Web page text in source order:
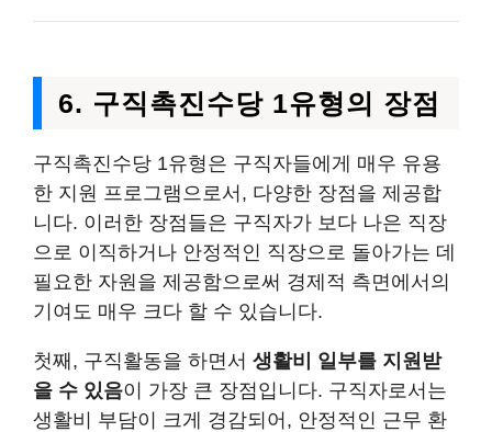
6. 구직촉진수당 1유형의 장점
구직촉진수당 1유형은 구직자들에게 매우 유용
한 지원 프로그램으로서, 다양한 장점을 제공합
니다. 이러한 장점들은 구직자가 보다 나은 직장
으로 이직하거나 안정적인 직장으로 돌아가는 데
필요한 자원을 제공함으로써 경제적 측면에서의
기여도 매우 크다 할 수 있습니다.
첫째, 구직활동을 하면서 생활비 일부를 지원받
을 수 있음이 가장 큰 장점입니다. 구직자로서는
생활비 부담이 크게 경감되어, 안정적인 근무 환